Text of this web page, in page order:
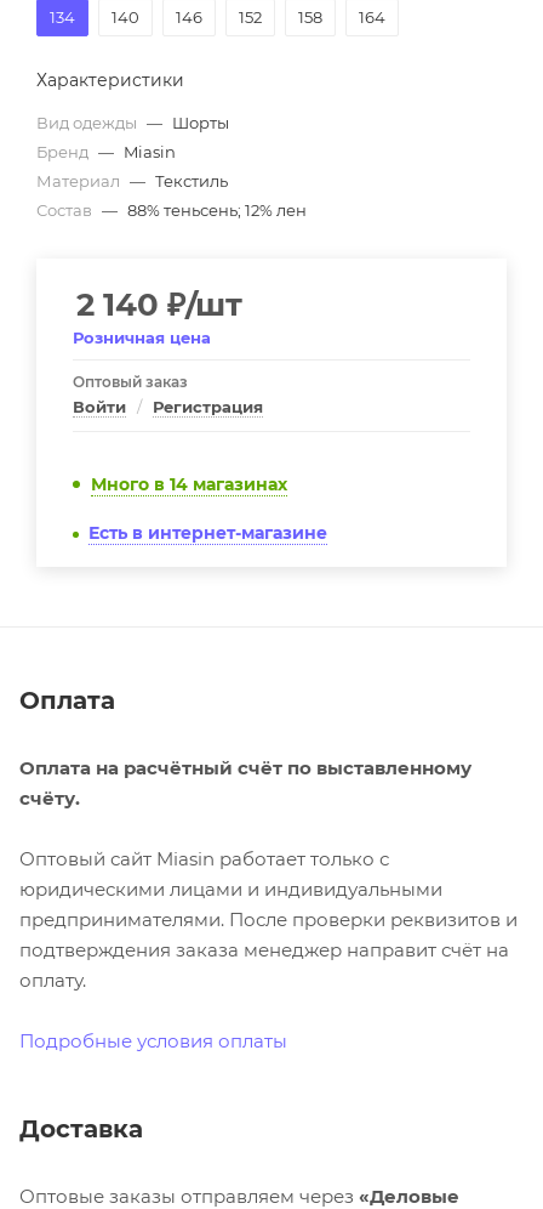
134
140 146 152 158 164
Характеристики
Вид одежды — Шорты
Бренд — Miasin
Материал — Текстиль
Состав — 88% теньсень; 12% лен
2 140 ₽/шт
Розничная цена
Оптовый заказ
Войти / Регистрация
Много в 14 магазинах
Есть в интернет-магазине
Оплата
Оплата на расчётный счёт по выставленному
счёту.
Оптовый сайт Miasin работает только с
юридическими лицами и индивидуальными
предпринимателями. После проверки реквизитов и
подтверждения заказа менеджер направит счёт на
оплату.
Подробные условия оплаты
Доставка
Оптовые заказы отправляем через «Деловые